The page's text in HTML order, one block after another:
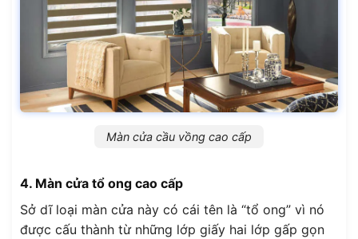
Màn cửa cầu vồng cao cấp
4. Màn cửa tổ ong cao cấp
Sở dĩ loại màn cửa này có cái tên là “tổ ong” vì nó
được cấu thành từ những lớp giấy hai lớp gấp gọn